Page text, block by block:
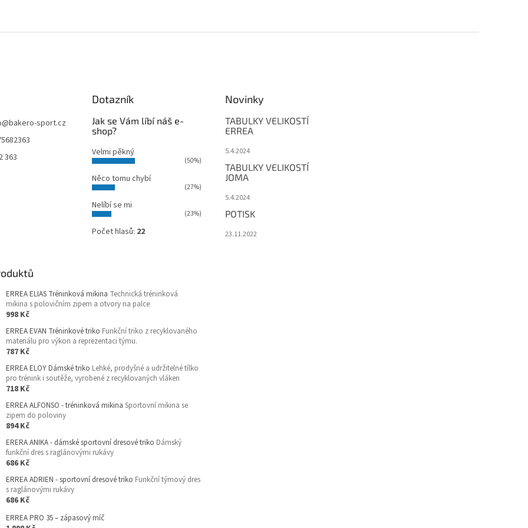
@bakero-sport.cz
363
Dotazník
Jak se Vám líbí náš e-
shop?
Velmi pěkný
(50%)
Něco tomu chybí
(27%)
Nelíbí se mi
(23%)
Počet hlasů: 22
Novinky
TABULKY VELIKOSTÍ
ERREA
5.4.2024
TABULKY VELIKOSTÍ
JOMA
5.4.2024
POTISK
23.11.2022
ERREA ELIAS Tréninková mikina Technická tréninková
mikina s polovičním zipem a otvory na palce
998 Kč
ERREA EVAN Tréninkové triko Funkční triko z recyklovaného
materiálu pro výkon a reprezentaci týmu.
787 Kč
ERREA ELOY Dámské triko Lehké, prodyšné a udržitelné tílko
pro trénink i soutěže, vyrobené z recyklovaných vláken
718 Kč
ERREA ALFONSO - tréninková mikina Sportovní mikina se
zipem do poloviny
894 Kč
ERERA ANIKA - dámské sportovní dresové triko Dámský
funkční dres s raglánovými rukávy
686 Kč
ERREA ADRIEN - sportovní dresové triko Funkční týmový dres
s raglánovými rukávy
686 Kč
ERREA PRO 35 – zápasový míč